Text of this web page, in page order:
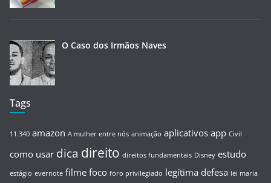
O Caso dos Irmãos Naves
Tags
11.340 amazon A mulher entre nós animação aplicativosapp Civil
como usar dica direito direitos fundamentais Disney estudo
estágio evernote filmefoco foro privilegiado legítima defesa lei maria